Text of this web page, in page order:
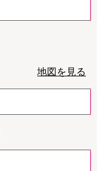
地図を見る